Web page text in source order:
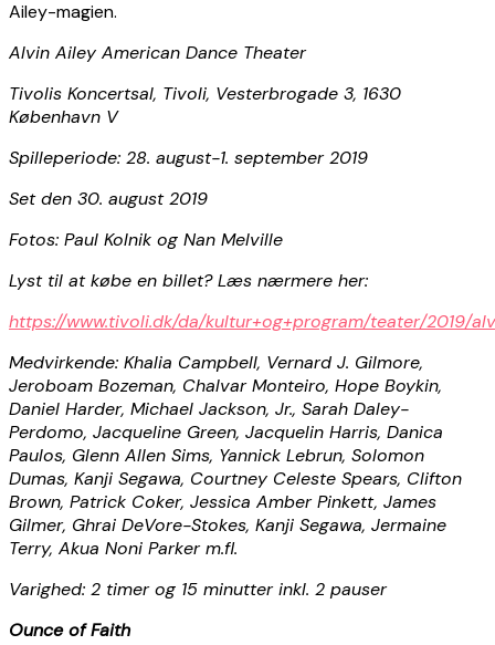
Ailey-magien.
Alvin Ailey American Dance Theater
Tivolis Koncertsal, Tivoli, Vesterbrogade 3, 1630
København V
Spilleperiode: 28. august-1. september 2019
Set den 30. august 2019
Fotos: Paul Kolnik og Nan Melville
Lyst til at købe en billet? Læs nærmere her:
https://www.tivoli.dk/da/kultur+og+program/teater/2019/
Medvirkende: Khalia Campbell, Vernard J. Gilmore,
Jeroboam Bozeman, Chalvar Monteiro, Hope Boykin,
Daniel Harder, Michael Jackson, Jr., Sarah Daley-
Perdomo, Jacqueline Green, Jacquelin Harris, Danica
Paulos, Glenn Allen Sims, Yannick Lebrun, Solomon
Dumas, Kanji Segawa, Courtney Celeste Spears, Clifton
Brown, Patrick Coker, Jessica Amber Pinkett, James
Gilmer, Ghrai DeVore-Stokes, Kanji Segawa, Jermaine
Terry, Akua Noni Parker m.fl.
Varighed: 2 timer og 15 minutter inkl. 2 pauser
Ounce of Faith